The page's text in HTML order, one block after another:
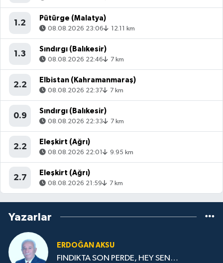
1.2
Pütürge (Malatya)
08.08.2026 23:06 12.11 km
1.3
Sındırgı (Balıkesir)
08.08.2026 22:46 7 km
2.2
Elbistan (Kahramanmaraş)
08.08.2026 22:37 7 km
0.9
Sındırgı (Balıkesir)
08.08.2026 22:33 7 km
2.2
Eleşkirt (Ağrı)
08.08.2026 22:01 9.95 km
2.7
Eleşkirt (Ağrı)
08.08.2026 21:59 7 km
Yazarlar
ERDOĞAN AKSU
FINDIKTA SON PERDE, HEY SEN…